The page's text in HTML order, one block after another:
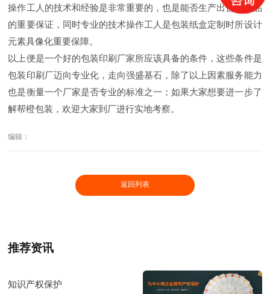
操作工人的技术和经验是非常重要的，也是能否生产出合格产品
的重要保证，同时专业的技术操作工人是包装纸盒定制时所设计
元素具像化重要保障。
以上便是一个好的包装印刷厂家所应该具备的条件，这些条件是
包装印刷厂迈向专业化，走向强盛基石，除了以上因素服务能力
也是衡量一个厂家是否专业的标准之一；如果大家想要进一步了
解帮橙包装，欢迎大家到厂进行实地考察。
编辑：
返回列表
推荐资讯
知识产权保护